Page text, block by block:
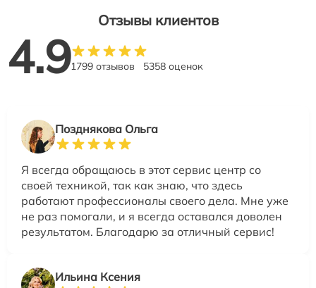
Отзывы клиентов
4.91799 отзывов 5358 оценок
Позднякова Ольга
Я всегда обращаюсь в этот сервис центр со
своей техникой, так как знаю, что здесь
работают профессионалы своего дела. Мне уже
не раз помогали, и я всегда оставался доволен
результатом. Благодарю за отличный сервис!
Ильина Ксения